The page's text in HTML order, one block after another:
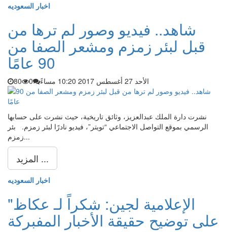
اخبار السعوديه
شاهد.. فيديو وصور لم ترها من
قبل لبئر زمزم ومشعر الصفا من
90 عامًا
الأحد 27 أغسطس 2017 10:20 مساءً 0
80
نشرت دارة الملك عبدالعزيز، وثائق تاريخية، حيث نشرت على حسابها
الرسمي بموقع التواصل الاجتماعي “تويتر”، فيديو نادرًا لبئر زمزم. بئر
زمزم...
المزيد ...
اخبار السعوديه
الإعلامية لجين: شكراً لـ عكاظ"
على توضيح حقيقة الأخبار المفبركة